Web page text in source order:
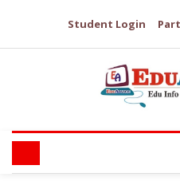
Student Login